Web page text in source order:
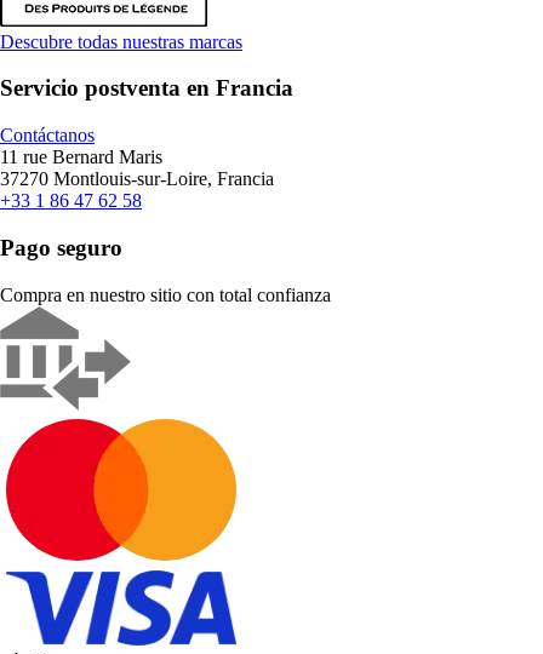
Descubre todas nuestras marcas
Servicio postventa en Francia
Contáctanos
11 rue Bernard Maris
37270 Montlouis-sur-Loire, Francia
+33 1 86 47 62 58
Pago seguro
Compra en nuestro sitio con total confianza